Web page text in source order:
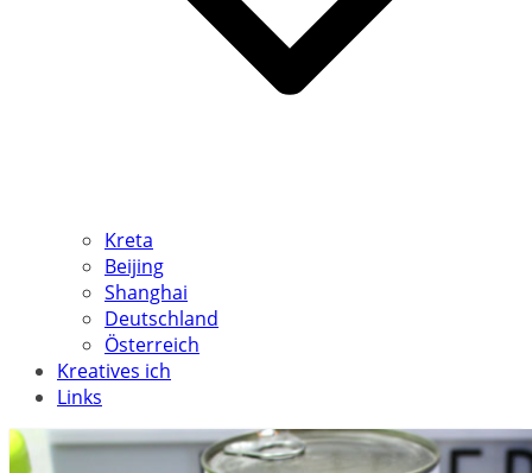
Kreta
Beijing
Shanghai
Deutschland
Österreich
Kreatives ich
Links